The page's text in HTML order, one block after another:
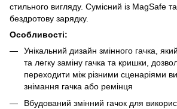
стильного вигляду. Сумісний із MagSafe
бездротову зарядку.
Особливості:
Унікальний дизайн змінного гачка,
та легку заміну гачка та кришки,
переходити між різними сценаріями
знімання гачка або ремінця
Вбудований змінний гачок для